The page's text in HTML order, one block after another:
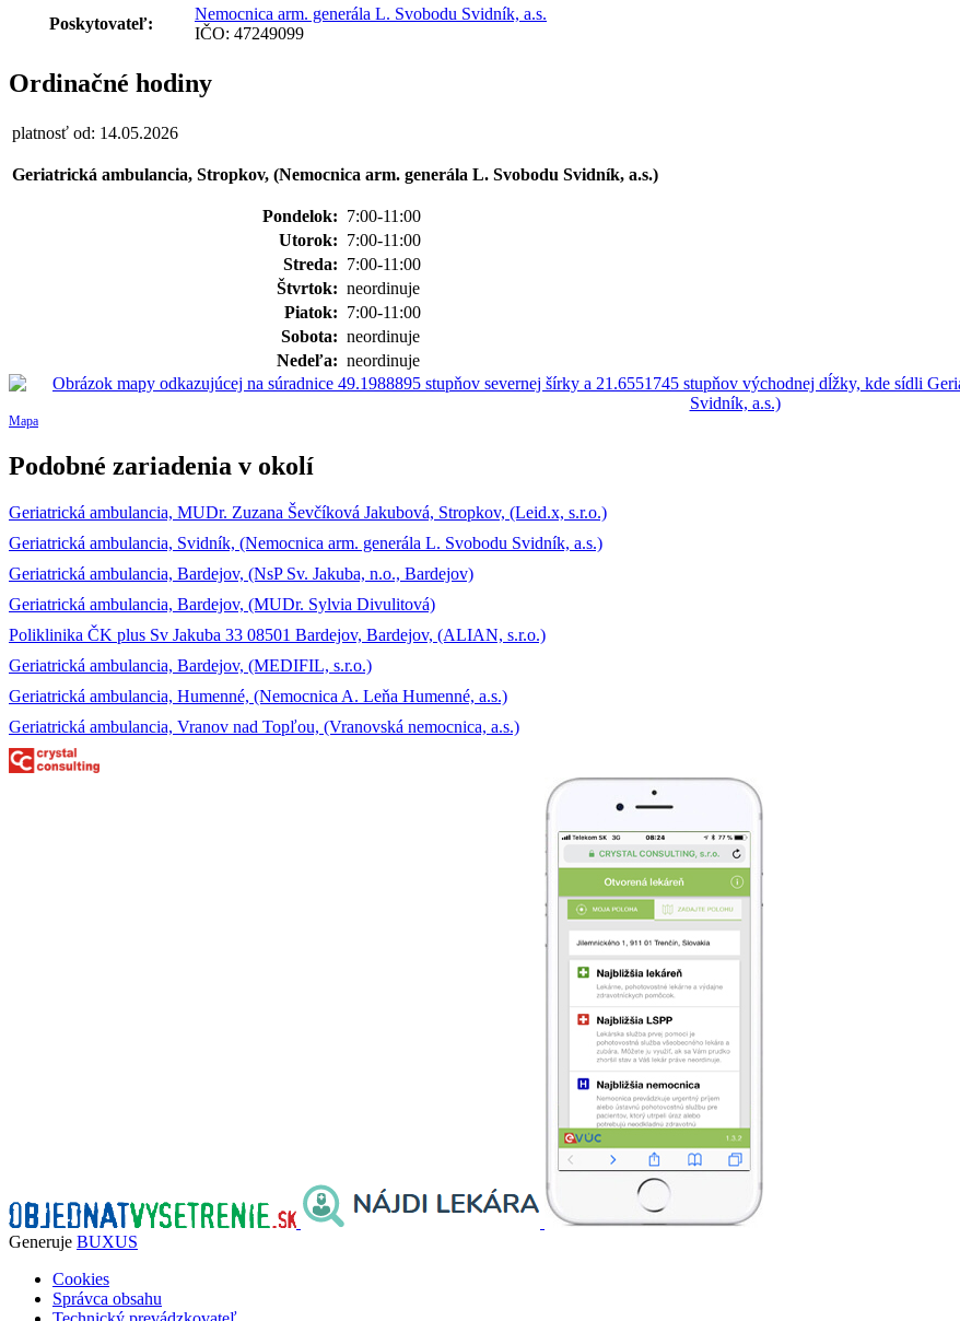
Poskytovateľ:
Nemocnica arm. generála L. Svobodu Svidník, a.s.
IČO: 47249099
Ordinačné hodiny
platnosť od: 14.05.2026
Geriatrická ambulancia, Stropkov, (Nemocnica arm. generála L. Svobodu Svidník, a.s.)
Pondelok: 7:00-11:00
Utorok: 7:00-11:00
Streda: 7:00-11:00
Štvrtok: neordinuje
Piatok: 7:00-11:00
Sobota: neordinuje
Nedeľa: neordinuje
Mapa
Podobné zariadenia v okolí
Geriatrická ambulancia, MUDr. Zuzana Ševčíková Jakubová, Stropkov, (Leid.x, s.r.o.)
Geriatrická ambulancia, Svidník, (Nemocnica arm. generála L. Svobodu Svidník, a.s.)
Geriatrická ambulancia, Bardejov, (NsP Sv. Jakuba, n.o., Bardejov)
Geriatrická ambulancia, Bardejov, (MUDr. Sylvia Divulitová)
Poliklinika ČK plus Sv Jakuba 33 08501 Bardejov, Bardejov, (ALIAN, s.r.o.)
Geriatrická ambulancia, Bardejov, (MEDIFIL, s.r.o.)
Geriatrická ambulancia, Humenné, (Nemocnica A. Leňa Humenné, a.s.)
Geriatrická ambulancia, Vranov nad Topľou, (Vranovská nemocnica, a.s.)
Generuje BUXUS
Cookies
Správca obsahu